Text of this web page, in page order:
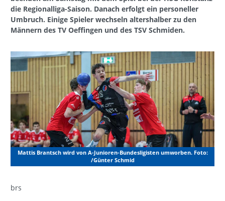
die Regionalliga-Saison. Danach erfolgt ein personeller
Umbruch. Einige Spieler wechseln altershalber zu den
Männern des TV Oeffingen und des TSV Schmiden.
Mattis Brantsch wird von A-Junioren-Bundesligisten umworben. Foto:
/Günter Schmid
brs